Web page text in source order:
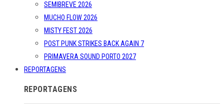
SEMIBREVE 2026
MUCHO FLOW 2026
MISTY FEST 2026
POST PUNK STRIKES BACK AGAIN 7
PRIMAVERA SOUND PORTO 2027
REPORTAGENS
REPORTAGENS